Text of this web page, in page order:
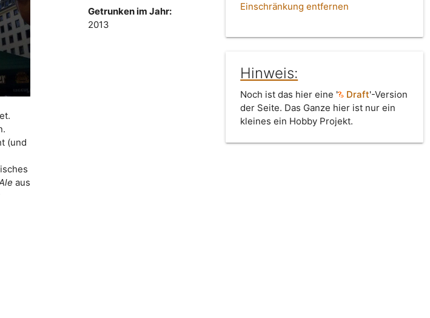
(und
aus
Getrunken im Jahr:
2013
Einschränkung entfernen
Hinweis:
Noch ist das hier eine ' Draft'-Version
der Seite. Das Ganze hier ist nur ein
kleines ein Hobby Projekt.